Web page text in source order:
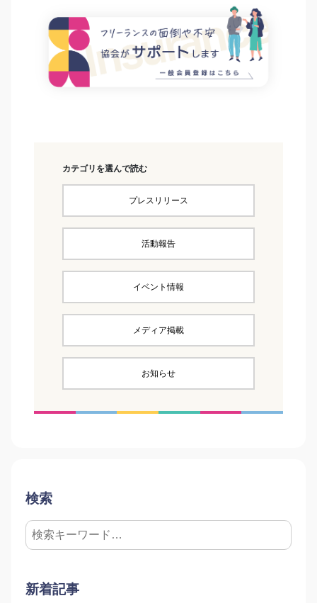
カテゴリを選んで読む
プレスリリース
活動報告
イベント情報
メディア掲載
お知らせ
検索
新着記事